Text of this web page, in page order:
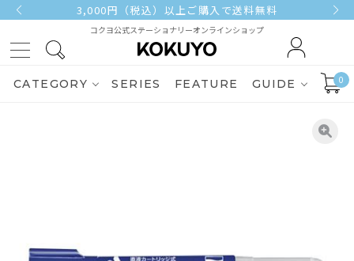
3,000円（税込）以上ご購入で送料無料
コクヨ公式ステーショナリーオンラインショップ
CATEGORY SERIES FEATURE GUIDE 0